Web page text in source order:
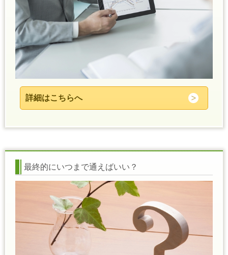
詳細はこちらへ
最終的にいつまで通えばいい？